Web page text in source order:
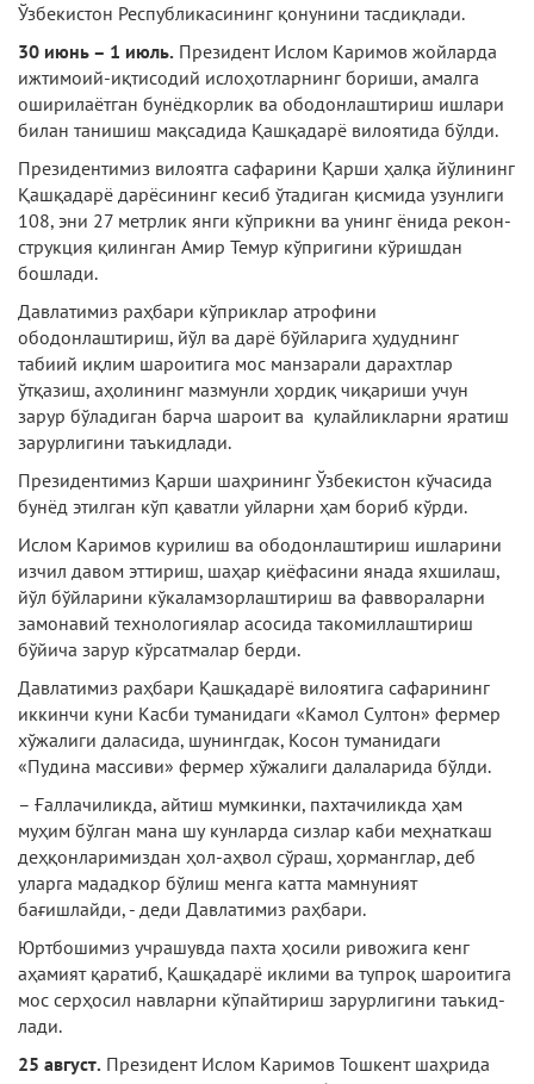
Ўзбекистон Республикасининг қонунини тасдиқлади.
30 июнь – 1 июль. Президент Ислом Каримов жойларда
ижтимоий-иқтисодий ислоҳотларнинг бориши, амалга
оширилаётган бунёдкорлик ва ободонлаштириш ишлари
билан танишиш мақсадида Қашқадарё вилоятида бўлди.
Президентимиз вилоятга сафарини Қарши ҳалқа йўлининг
Қашқадарё дарёсининг кесиб ўтадиган қисмида узунлиги
108, эни 27 метрлик янги кўприкни ва унинг ёнида рекон­
струкция қилинган Амир Темур кўпригини кўришдан
бошлади.
Давлатимиз раҳбари кўприклар атрофини
ободонлаштириш, йўл ва дарё бўйларига ҳудуднинг
табиий иқлим шароитига мос манзарали дарахтлар
ўтқазиш, аҳолининг мазмунли ҳордиқ чиқариши учун
зарур бўладиган барча шароит ва қулайликларни яратиш
зарурлигини таъкидлади.
Президентимиз Қарши шаҳрининг Ўзбекистон кўчасида
бунёд этилган кўп қаватли уйларни ҳам бориб кўрди.
Ислом Каримов курилиш ва ободонлаш­тириш ишларини
изчил давом эттириш, шаҳар қиёфасини янада яхшилаш,
йўл бўйларини кўкаламзорлаштириш ва фаввораларни
замонавий технологиялар асосида такомиллаш­тириш
бўйича зарур кўрсатмалар берди.
Давлатимиз раҳбари Қашқадарё вилоятига сафарининг
иккинчи куни Касби туманидаги «Камол Султон» фермер
хўжалиги даласида, шунингдак, Косон туманидаги
«Пудина массиви» фермер хўжалиги далаларида бўлди.
– Ғаллачиликда, айтиш мумкинки, пахтачиликда ҳам
муҳим бўлган мана шу кунларда сизлар каби меҳнаткаш
деҳқонларимиздан ҳол-аҳвол сўраш, ҳорманглар, деб
уларга мададкор бўлиш менга катта мамнуният
бағишлайди, - деди Давлатимиз раҳбари.
Юртбошимиз учрашувда пахта ҳосили ривожига кенг
аҳамият қаратиб, Қашқадарё иклими ва тупроқ шароитига
мос серҳосил навларни кўпайтириш зарурлигини таъкид­
лади.
25 август. Президент Ислом Каримов Тошкент шаҳрида